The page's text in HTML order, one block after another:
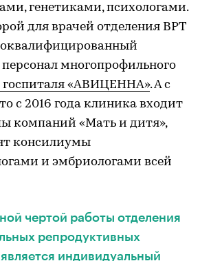
генетиками, психологами.
для врачей отделения ВРТ
многопрофильного
госпиталя «АВИЦЕННА». А с
с 2016 года клиника входит
компаний «Мать и дитя»,
консилиумы
и эмбриологами всей
чертой работы отделения
репродуктивных
индивидуальный